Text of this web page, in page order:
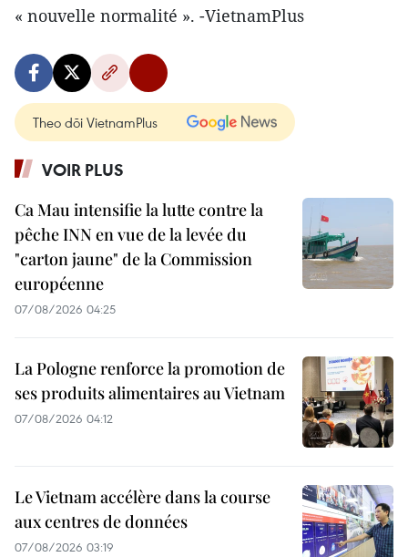
« nouvelle normalité ». -VietnamPlus
Theo dõi VietnamPlus
VOIR PLUS
Ca Mau intensifie la lutte contre la
pêche INN en vue de la levée du
"carton jaune" de la Commission
européenne
07/08/2026 04:25
La Pologne renforce la promotion de
ses produits alimentaires au Vietnam
07/08/2026 04:12
Le Vietnam accélère dans la course
aux centres de données
07/08/2026 03:19